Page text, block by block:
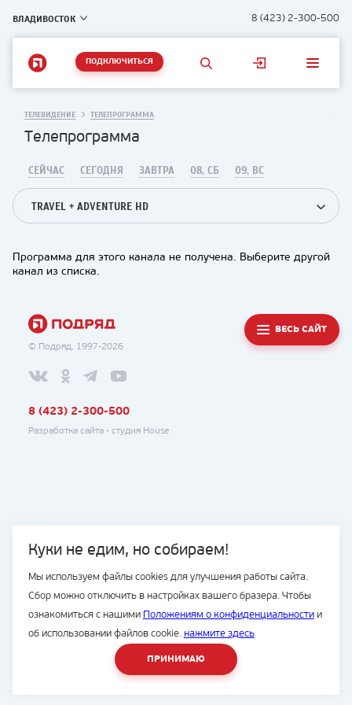
ВЛАДИВОСТОК 8 (423) 2-300-500
ПОДКЛЮЧИТЬСЯ
Куки не едим, но собираем!
Мы используем файлы cookies для улучшения работы сайта.
Сбор можно отключить в настройках вашего бразера. Чтобы
ознакомиться с нашими Положениям о конфиденциальностии
об использовании файлов cookie. нажмите здесь
ПРИНИМАЮ
ТЕЛЕВИДЕНИЕ ТЕЛЕПРОГРАММА
Телепрограмма
СЕЙЧАС СЕГОДНЯ ЗАВТРА 08, СБ 09, ВС
TRAVEL + ADVENTURE HD
Программа для этого канала не получена. Выберите другой
канал из списка.
© Подряд, 1997-2026
ВЕСЬ САЙТ
8 (423) 2-300-500
Разработка сайта - студия House